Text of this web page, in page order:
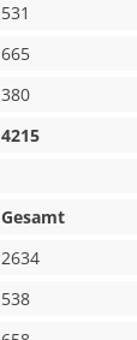
531
665
380
4215
Gesamt
2634
538